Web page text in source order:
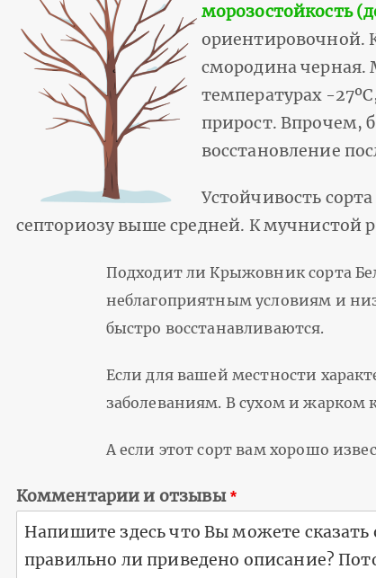
морозостойкость
ориентировочной.
смородина черная.
температурах -
прирост. Впрочем,
восстановление
Устойчивость
септориозу выше средней. К мучнистой
Подходит ли Крыжовник сорта
неблагоприятным условиям и
быстро восстанавливаются.
Если для вашей местности
заболеваниям. В сухом и жарком
А если этот сорт вам хорошо
Комментарии и отзывы